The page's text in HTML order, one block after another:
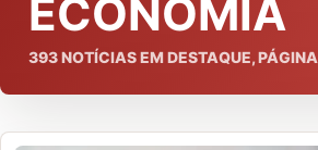
ECONOMIA
393NOTÍCIAS EM DESTAQUE, PÁGINA